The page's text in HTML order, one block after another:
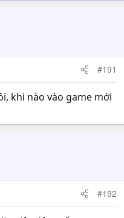
#191
khi nào vào game mới
#192